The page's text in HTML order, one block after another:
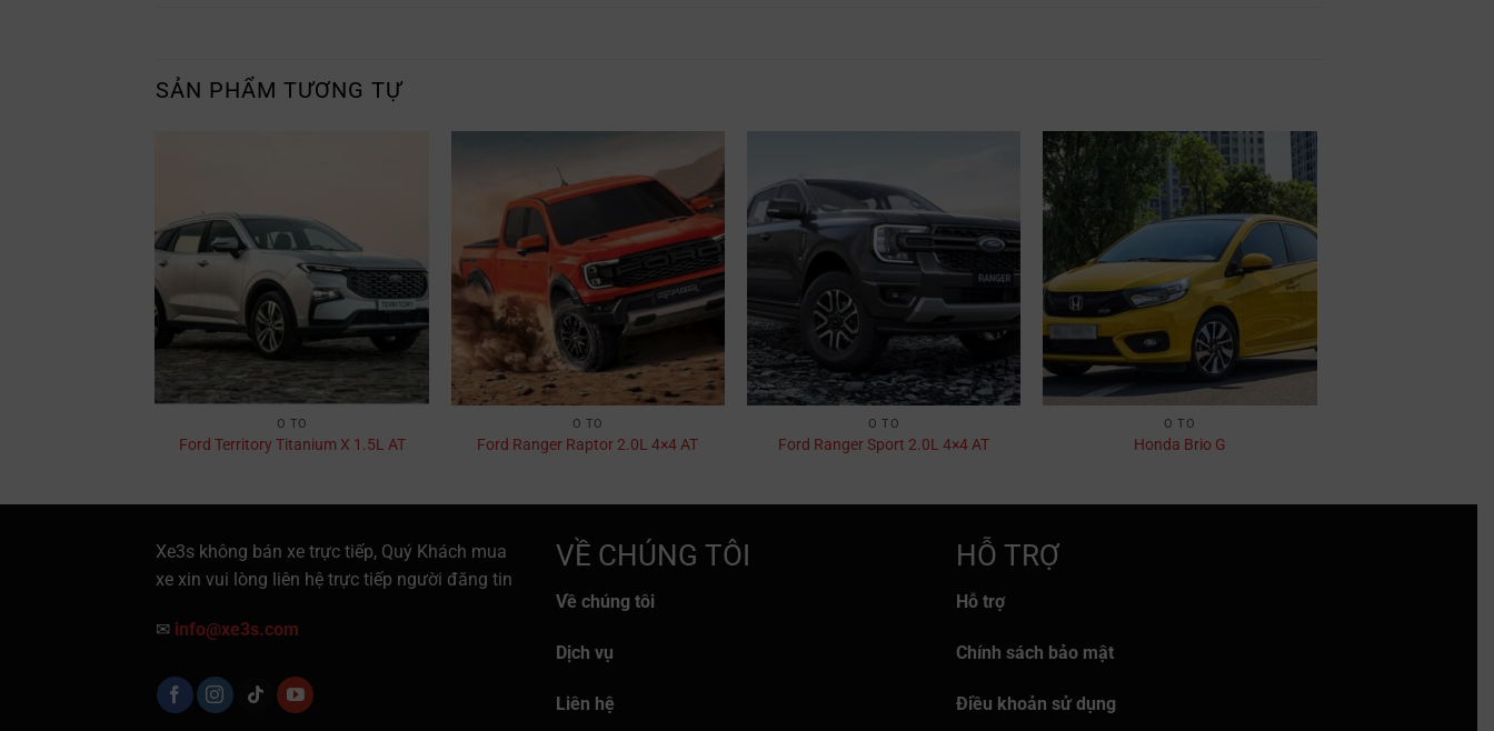
SẢN PHẨM TƯƠNG TỰ
Ô TÔ
Ford Territory Titanium X 1.5L AT
Ô TÔ
Ford Ranger Raptor 2.0L 4×4 AT
Ô TÔ
Ford Ranger Sport 2.0L 4×4 AT
Ô TÔ
Honda Brio G
Xe3s không bán xe trực tiếp, Quý Khách mua
xe xin vui lòng liên hệ trực tiếp người đăng tin
✉ info@xe3s.com
VỀ CHÚNG TÔI
Về chúng tôi
Dịch vụ
Liên hệ
HỖ TRỢ
Hỗ trợ
Chính sách bảo mật
Điều khoản sử dụng